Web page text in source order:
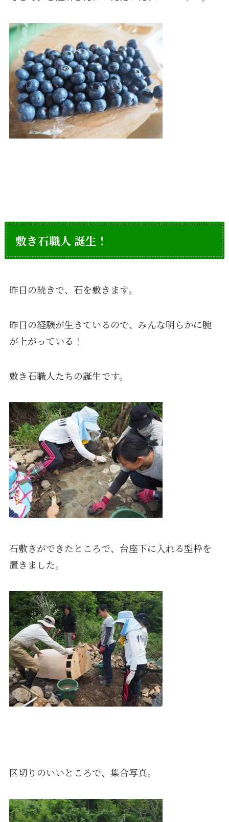
敷き石職人 誕生！
昨日の続きで、石を敷きます。
昨日の経験が生きているので、みんな明らかに腕
が上がっている！
敷き石職人たちの誕生です。
石敷きができたところで、台座下に入れる型枠を
置きました。
区切りのいいところで、集合写真。